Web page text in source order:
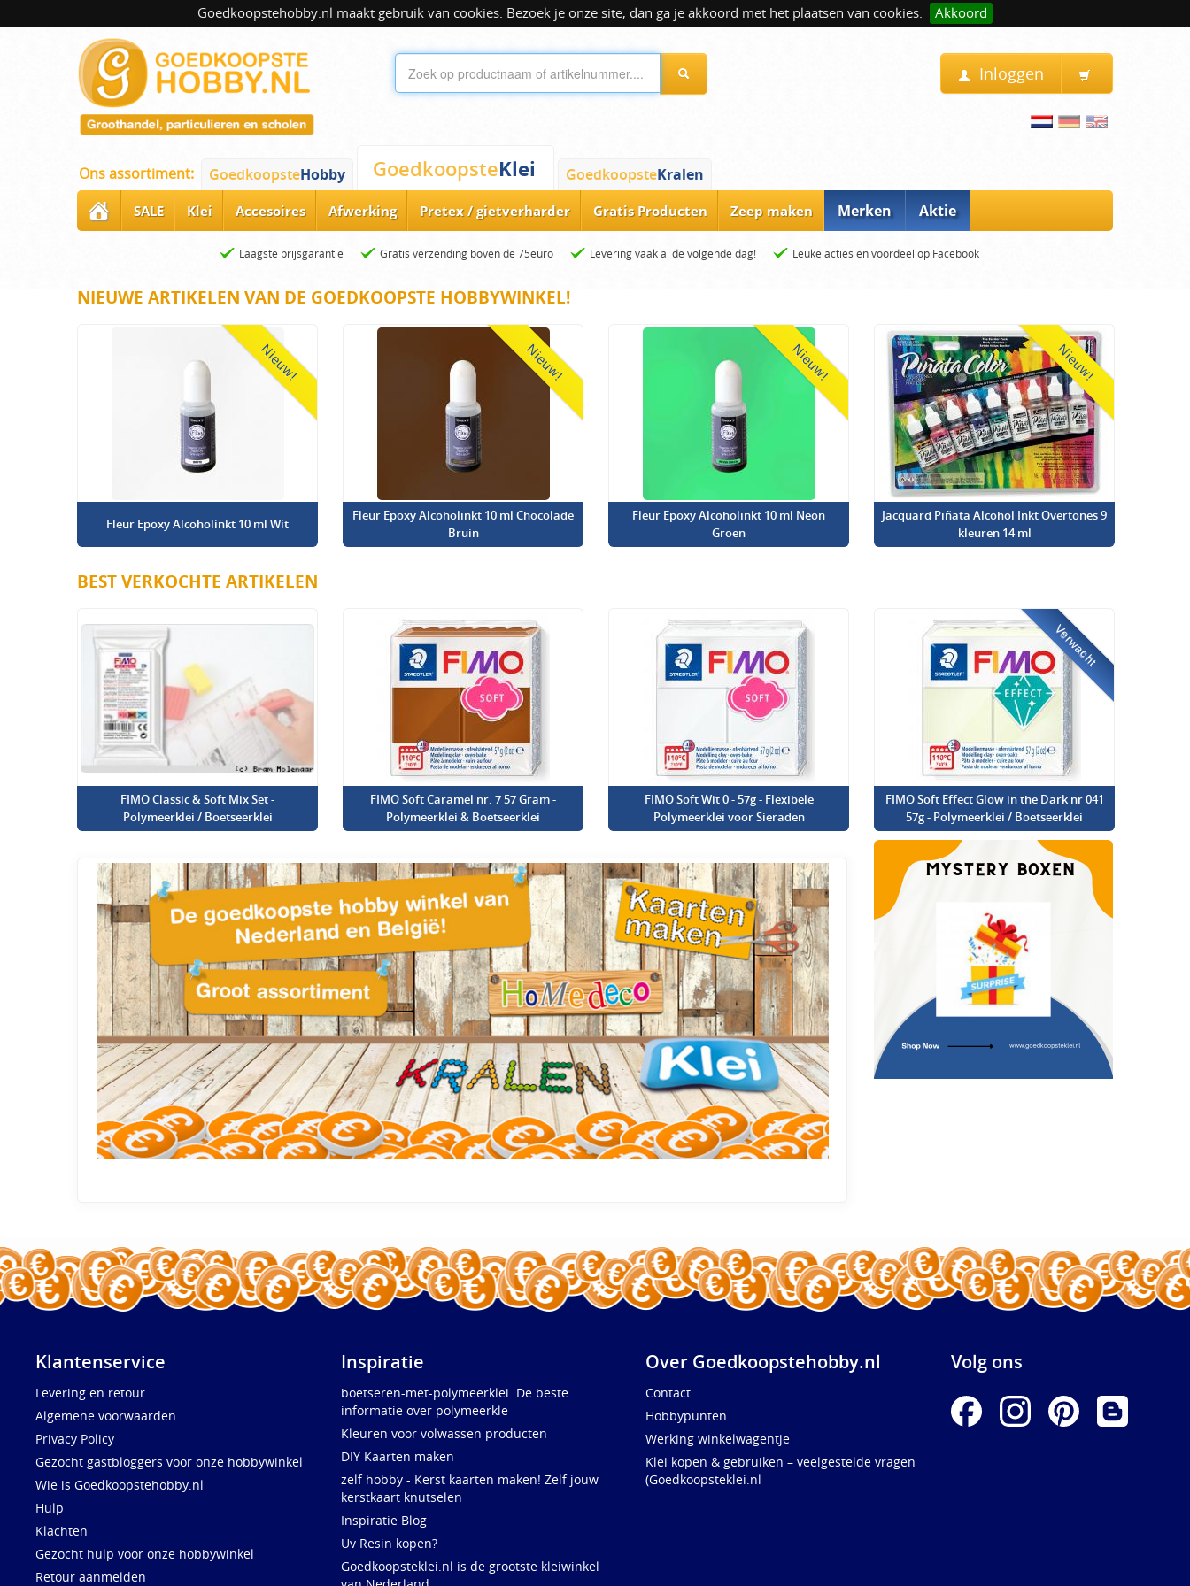
Goedkoopstehobby.nl maakt gebruik van cookies. Bezoek je onze site, dan ga je akkoord met het plaatsen van cookies. Akkoord
Inloggen
Ons assortiment: GoedkoopsteHobby GoedkoopsteKlei GoedkoopsteKralen
SALE Klei Accesoires Afwerking Pretex / gietverharder Gratis Producten Zeep maken Merken Aktie
Laagste prijsgarantie Gratis verzending boven de 75euro Levering vaak al de volgende dag! Leuke acties en voordeel op Facebook
NIEUWE ARTIKELEN VAN DE GOEDKOOPSTE HOBBYWINKEL!
Nieuw!
Fleur Epoxy Alcoholinkt 10 ml Wit
Nieuw!
Fleur Epoxy Alcoholinkt 10 ml Chocolade
Bruin
Nieuw!
Fleur Epoxy Alcoholinkt 10 ml Neon
Groen
Nieuw!
Jacquard Piñata Alcohol Inkt Overtones 9
kleuren 14 ml
BEST VERKOCHTE ARTIKELEN
FIMO Classic & Soft Mix Set -
Polymeerklei / Boetseerklei
FIMO Soft Caramel nr. 7 57 Gram -
Polymeerklei & Boetseerklei
FIMO Soft Wit 0 - 57g - Flexibele
Polymeerklei voor Sieraden
Verwacht
FIMO Soft Effect Glow in the Dark nr 041
57g - Polymeerklei / Boetseerklei
Klantenservice
Levering en retour
Algemene voorwaarden
Privacy Policy
Gezocht gastbloggers voor onze hobbywinkel
Wie is Goedkoopstehobby.nl
Hulp
Klachten
Gezocht hulp voor onze hobbywinkel
Retour aanmelden
Inspiratie
boetseren-met-polymeerklei. De beste
informatie over polymeerkle
Kleuren voor volwassen producten
DIY Kaarten maken
zelf hobby - Kerst kaarten maken! Zelf jouw
kerstkaart knutselen
Inspiratie Blog
Uv Resin kopen?
Goedkoopsteklei.nl is de grootste kleiwinkel
Over Goedkoopstehobby.nl
Contact
Hobbypunten
Werking winkelwagentje
Klei kopen & gebruiken – veelgestelde vragen
(Goedkoopsteklei.nl
Volg ons